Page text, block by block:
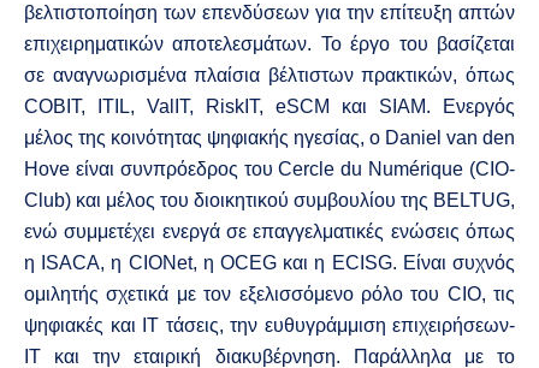
βελτιστοποίηση των επενδύσεων για την επίτευξη απτών
επιχειρηματικών αποτελεσμάτων. Το έργο του βασίζεται
σε αναγνωρισμένα πλαίσια βέλτιστων πρακτικών, όπως
COBIT, ITIL, ValIT, RiskIT, eSCM και SIAM. Ενεργός
μέλος της κοινότητας ψηφιακής ηγεσίας, ο Daniel van den
Hove είναι συνπρόεδρος του Cercle du Numérique (CIO-
Club) και μέλος του διοικητικού συμβουλίου της BELTUG,
ενώ συμμετέχει ενεργά σε επαγγελματικές ενώσεις όπως
η ISACA, η CIONet, η OCEG και η ECISG. Είναι συχνός
ομιλητής σχετικά με τον εξελισσόμενο ρόλο του CIO, τις
ψηφιακές και IT τάσεις, την ευθυγράμμιση επιχειρήσεων-
IT και την εταιρική διακυβέρνηση. Παράλληλα με το